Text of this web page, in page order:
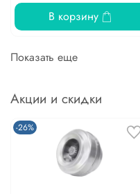
В корзину
Показать еще
Акции и скидки
-26%